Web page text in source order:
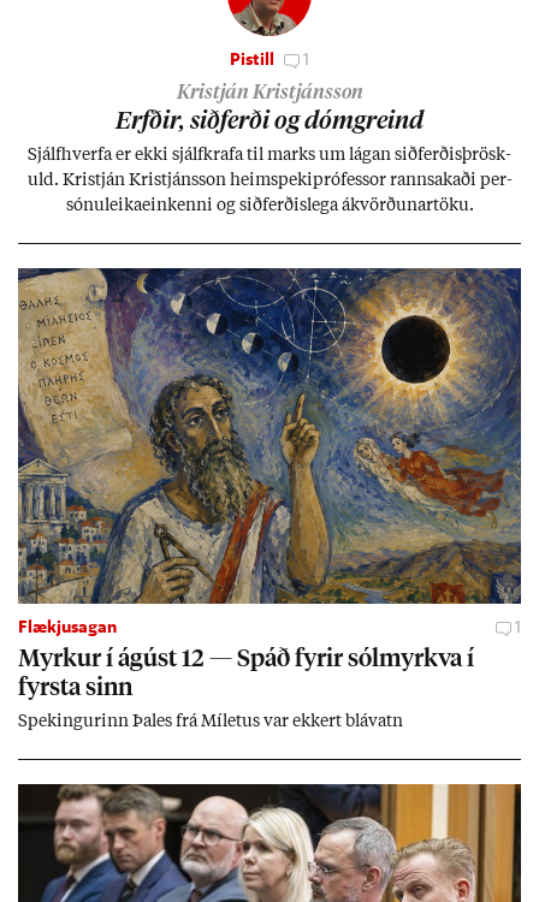
Pistill 1
Kristján Kristjánsson
Erfð­ir, sið­ferði og dómgreind
Sjálf­hverfa er ekki sjálf­krafa til marks um lág­an sið­ferð­is­þrösk­
uld. Kristján Kristjáns­son heim­speki­pró­fess­or rann­sak­aði per­
sónu­leika­ein­kenni og sið­ferð­is­lega ákvörð­un­ar­töku.
Flækjusagan 1
Myrk­ur í ág­úst 12 — Spáð fyr­ir sól­myrkva í
fyrsta sinn
Spek­ing­ur­inn Þa­les frá Míletus var ekk­ert blá­vatn